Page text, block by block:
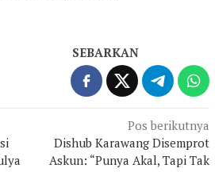
SEBARKAN
Pos berikutnya
Dishub Karawang Disemprot
Askun: “Punya Akal, Tapi Tak